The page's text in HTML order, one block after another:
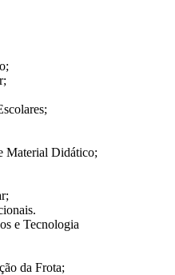
Material Didático;
e Tecnologia
da Frota;